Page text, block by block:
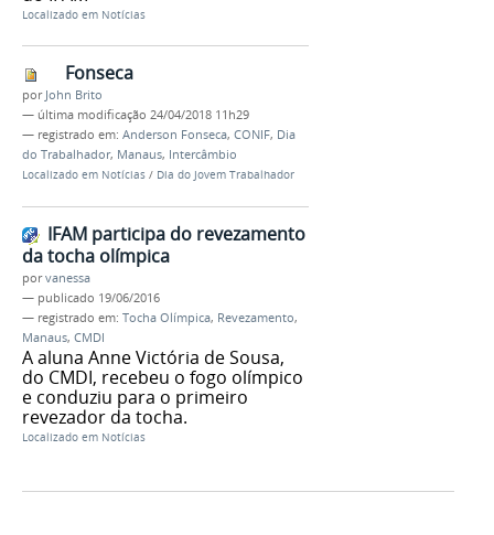
Localizado em Notícias
Fonseca
por John Brito
— última modificação 24/04/2018 11h29
— registrado em: Anderson Fonseca, CONIF, Dia
do Trabalhador, Manaus, Intercâmbio
Localizado em Notícias / Dia do Jovem Trabalhador
IFAM participa do revezamento
da tocha olímpica
porvanessa
— publicado 19/06/2016
— registrado em: Tocha Olímpica, Revezamento,
Manaus, CMDI
A aluna Anne Victória de Sousa,
do CMDI, recebeu o fogo olímpico
e conduziu para o primeiro
revezador da tocha.
Localizado em Notícias